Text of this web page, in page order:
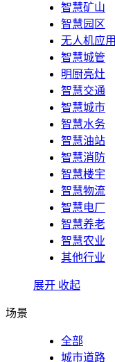
智慧矿山
智慧园区
无人机应用
智慧城管
明厨亮灶
智慧交通
智慧城市
智慧水务
智慧油站
智慧消防
智慧楼宇
智慧物流
智慧电厂
智慧养老
智慧农业
其他行业
展开 收起
场景
全部
城市道路